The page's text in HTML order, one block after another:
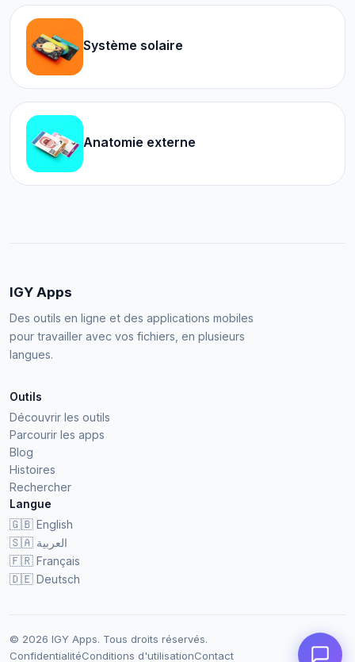
Système solaire
Anatomie externe
IGY Apps
Des outils en ligne et des applications mobiles
pour travailler avec vos fichiers, en plusieurs
langues.
Outils
Découvrir les outils
Parcourir les apps
Blog
Histoires
Rechercher
Langue
🇬🇧 English
🇸🇦 العربية
🇫🇷 Français
🇩🇪 Deutsch
© 2026 IGY Apps. Tous droits réservés.
ConfidentialitéConditions d'utilisationContact